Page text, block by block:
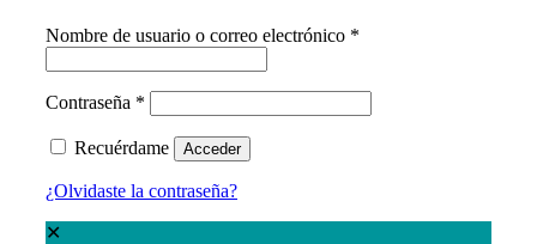
Nombre de usuario o correo electrónico *
Contraseña *
Recuérdame Acceder
¿Olvidaste la contraseña?
✕